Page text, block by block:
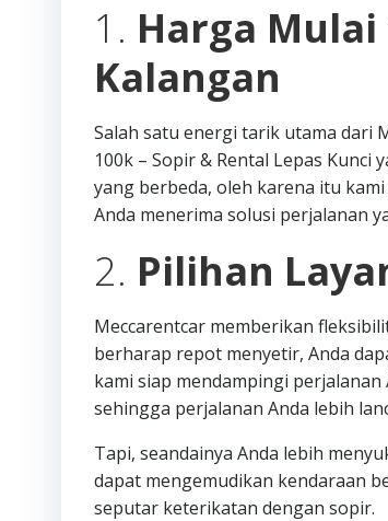
1. Harga
Kalangan
Salah satu energi tarik utama dari
100k – Sopir & Rental Lepas
yang berbeda, oleh karena itu
Anda menerima solusi perjalanan
2. Pilihan
Meccarentcar memberikan
berharap repot menyetir, Anda
kami siap mendampingi
sehingga perjalanan Anda lebih
Tapi, seandainya Anda lebih
dapat mengemudikan kendaraan
seputar keterikatan dengan sopir.